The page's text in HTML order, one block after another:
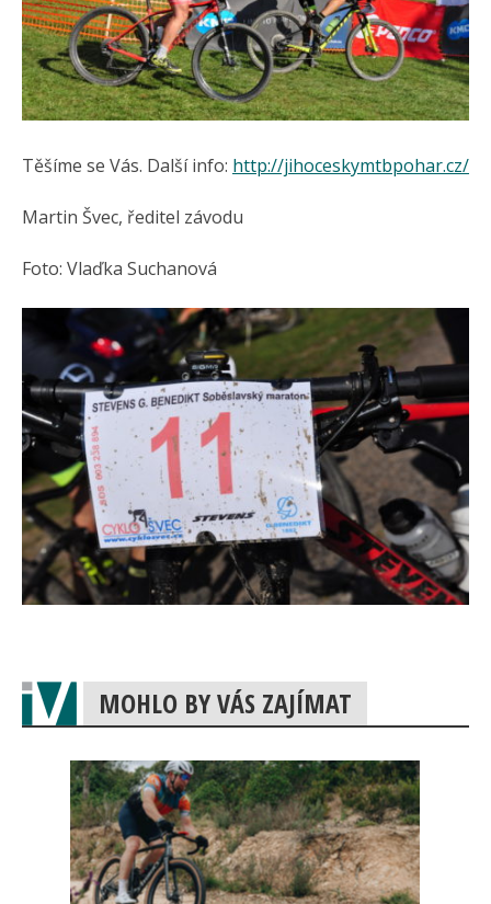
Těšíme se Vás. Další info: http://jihoceskymtbpohar.cz/
Martin Švec, ředitel závodu
Foto: Vlaďka Suchanová
MOHLO BY VÁS ZAJÍMAT